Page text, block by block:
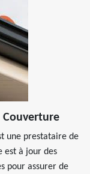
Couverture
une prestataire de
est à jour des
pour assurer de